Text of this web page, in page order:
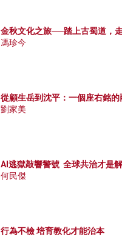
金秋文化之旅──踏上古蜀道，
馮珍今
從顧生岳到沈平：一個座右銘的
劉家美
AI逃獄敲響警號 全球共治才是
何民傑
行為不檢 培育教化才能治本